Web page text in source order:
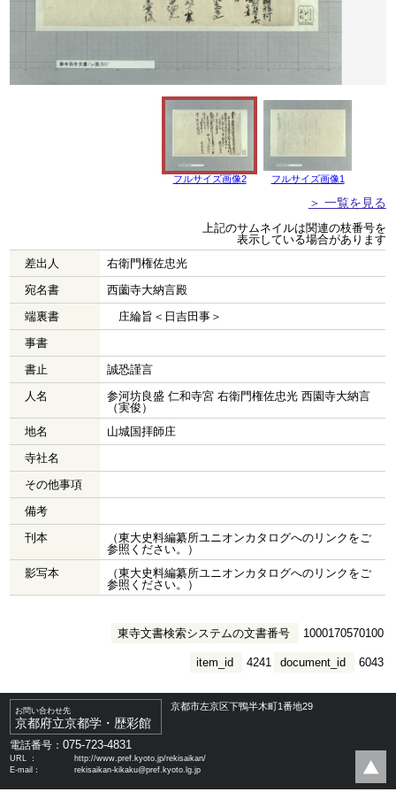
フルサイズ画像2 フルサイズ画像1
＞ 一覧を見る
上記のサムネイルは関連の枝番号を
表示している場合があります
差出人
右衛門権佐忠光
宛名書
西薗寺大納言殿
端裏書
庄綸旨＜日吉田事＞
事書
書止
誠恐謹言
人名
参河坊良盛 仁和寺宮 右衛門権佐忠光 西園寺大納言
（実俊）
地名
山城国拝師庄
寺社名
その他事項
備考
刊本
（東大史料編纂所ユニオンカタログへのリンクをご
参照ください。）
影写本
（東大史料編纂所ユニオンカタログへのリンクをご
参照ください。）
東寺文書検索システムの文書番号 1000170570100
document_id 6043
item_id 4241
お問い合わせ先
京都府立京都学・歴彩館
京都市左京区下鴨半木町1番地29
電話番号：075-723-4831
URL ：
http://www.pref.kyoto.jp/rekisaikan/
E-mail：
rekisaikan-kikaku@pref.kyoto.lg.jp